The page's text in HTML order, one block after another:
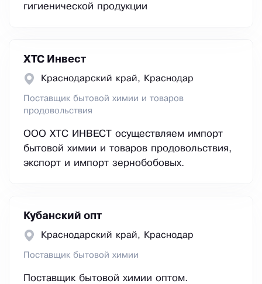
гигиенической продукции
ХТС Инвест
Краснодарский край, Краснодар
Поставщик бытовой химии и товаров
продовольствия
ООО ХТС ИНВЕСТ осуществляем импорт
бытовой химии и товаров продовольствия,
экспорт и импорт зернобобовых.
Кубанский опт
Краснодарский край, Краснодар
Поставщик бытовой химии
Поставщик бытовой химии оптом.